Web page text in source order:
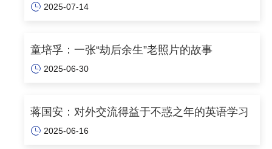
2025-07-14
童培孚：一张“劫后余生”老照片的故事
2025-06-30
蒋国安：对外交流得益于不惑之年的英语学习
2025-06-16